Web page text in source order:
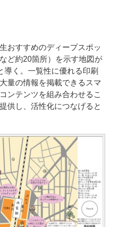
おすすめのディープスポッ
ど約20箇所）を示す地図が
導く。一覧性に優れる印刷
量の情報を掲載できるスマ
ンテンツを組み合わせるこ
供し、活性化につなげると